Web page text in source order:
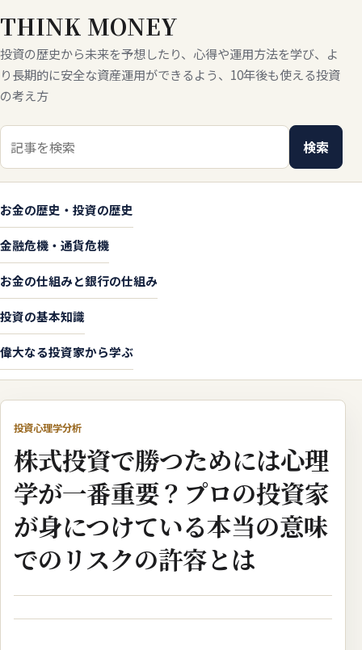
THINK MONEY
投資の歴史から未来を予想したり、心得や運用方法を学び、よ
り長期的に安全な資産運用ができるよう、10年後も使える投資
の考え方
検索キーワード
検索
お金の歴史・投資の歴史
金融危機・通貨危機
お金の仕組みと銀行の仕組み
投資の基本知識
偉大なる投資家から学ぶ
投資心理学分析
株式投資で勝つためには心理
学が一番重要？プロの投資家
が身につけている本当の意味
でのリスクの許容とは